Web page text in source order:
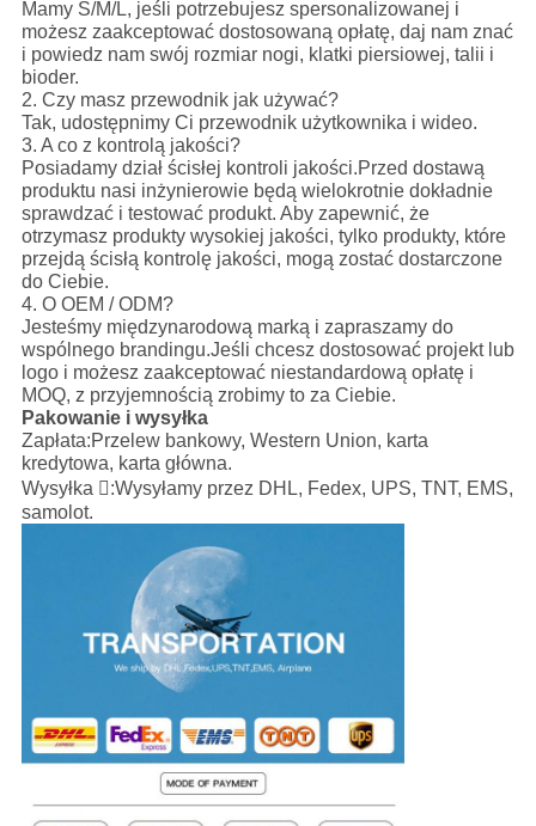
Mamy S/M/L, jeśli potrzebujesz spersonalizowanej i
możesz zaakceptować dostosowaną opłatę, daj nam znać
i powiedz nam swój rozmiar nogi, klatki piersiowej, talii i
bioder.
2. Czy masz przewodnik jak używać?
Tak, udostępnimy Ci przewodnik użytkownika i wideo.
3. A co z kontrolą jakości?
Posiadamy dział ścisłej kontroli jakości.Przed dostawą
produktu nasi inżynierowie będą wielokrotnie dokładnie
sprawdzać i testować produkt. Aby zapewnić, że
otrzymasz produkty wysokiej jakości, tylko produkty, które
przejdą ścisłą kontrolę jakości, mogą zostać dostarczone
do Ciebie.
4. O OEM / ODM?
Jesteśmy międzynarodową marką i zapraszamy do
wspólnego brandingu.Jeśli chcesz dostosować projekt lub
logo i możesz zaakceptować niestandardową opłatę i
MOQ, z przyjemnością zrobimy to za Ciebie.
Pakowanie i wysyłka
Zapłata:Przelew bankowy, Western Union, karta
kredytowa, karta główna.
Wysyłka :Wysyłamy przez DHL, Fedex, UPS, TNT, EMS,
samolot.